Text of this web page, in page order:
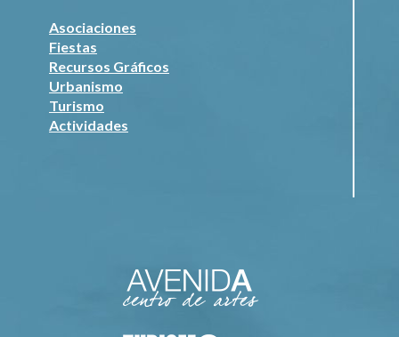
Asociaciones
Fiestas
Recursos Gráficos
Urbanismo
Turismo
Actividades